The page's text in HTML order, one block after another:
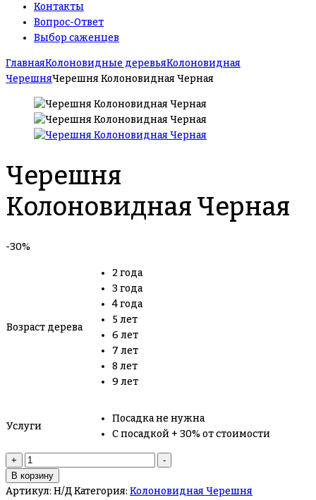
Контакты
Вопрос-Ответ
Выбор саженцев
ГлавнаяКолоновидные деревьяКолоновидная
ЧерешняЧерешня Колоновидная Черная
Черешня
Колоновидная Черная
-30%
Возраст дерева
2 года
3 года
4 года
5 лет
6 лет
7 лет
8 лет
9 лет
Услуги
Посадка не нужна
С посадкой + 30% от стоимости
+
-
В корзину
Артикул: Н/ДКатегория: Колоновидная Черешня